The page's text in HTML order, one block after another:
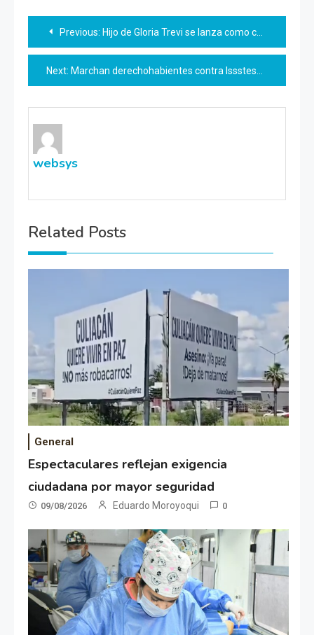
Navegación
de
entradas
Previous: Hijo de Gloria Trevi se lanza como cantante
Next: Marchan derechohabientes contra Isssteson
websys
Related Posts
General
Espectaculares reflejan exigencia
ciudadana por mayor seguridad
09/08/2026 Eduardo Moroyoqui 0